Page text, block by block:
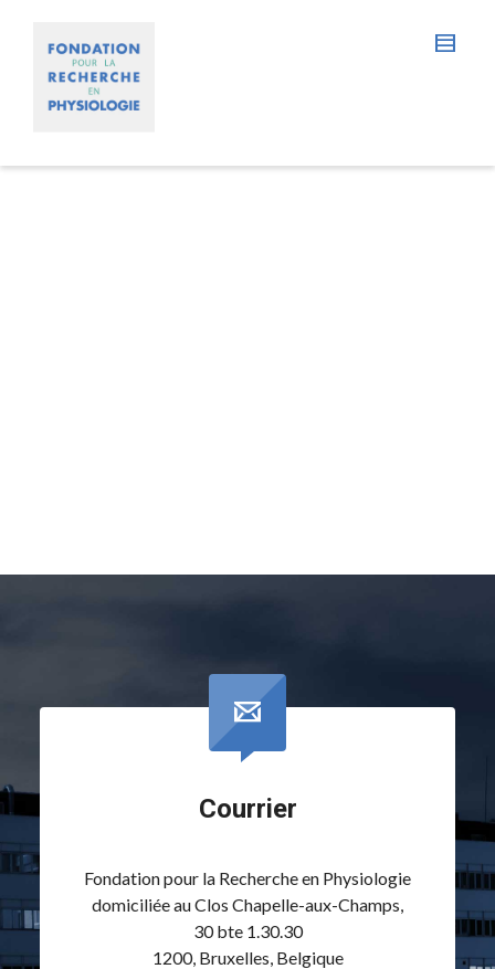
Courrier
Fondation pour la Recherche en Physiologie
domiciliée au Clos Chapelle-aux-Champs,
30 bte 1.30.30
1200, Bruxelles, Belgique